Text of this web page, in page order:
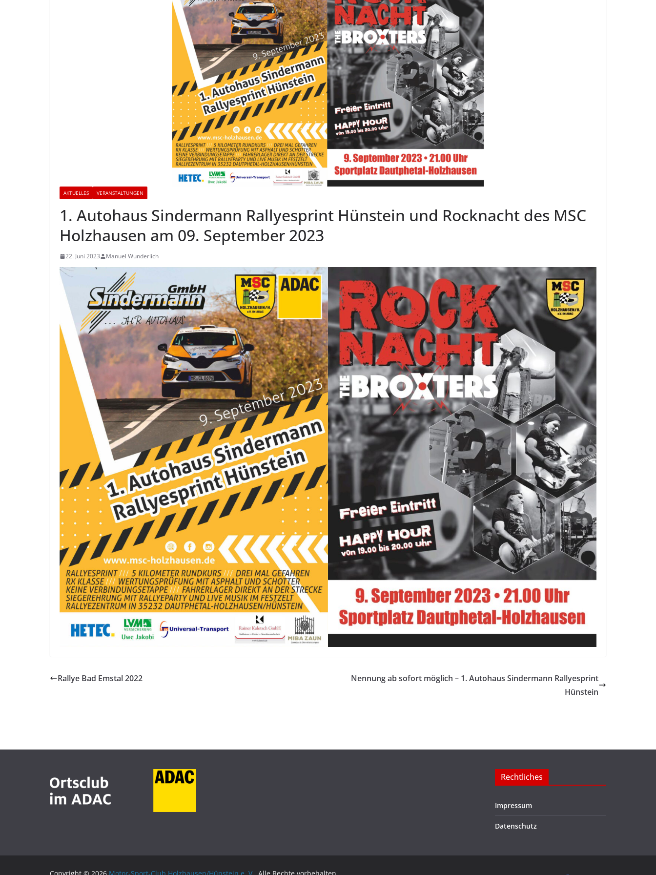
AKTUELLES VERANSTALTUNGEN
1. Autohaus Sindermann Rallyesprint Hünstein und Rocknacht des MSC
Holzhausen am 09. September 2023
22. Juni 2023 Manuel Wunderlich
Rallye Bad Emstal 2022
Nennung ab sofort möglich – 1. Autohaus Sindermann Rallyesprint
Hünstein
Rechtliches
Impressum
Datenschutz